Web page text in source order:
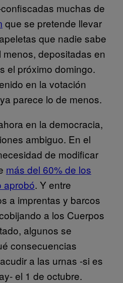
muchas de
que se pretende llevar
que nadie sabe
depositadas en
el próximo domingo.
en la votación
parece lo de menos.
en la democracia,
ambiguo. En el
de modificar
más del 60% de los
aprobó. Y entre
a imprentas y barcos
a los Cuerpos
algunos se
consecuencias
a las urnas -si es
el 1 de octubre.